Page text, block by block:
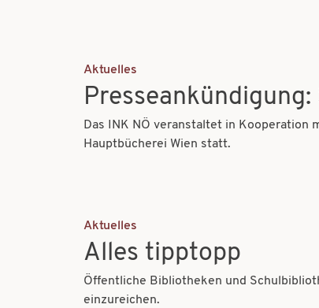
Aktuelles
Presseankündigung:
Das INK NÖ veranstaltet in Kooperation
Hauptbücherei Wien statt.
Aktuelles
Alles tipptopp
Öffentliche Bibliotheken und
einzureichen.